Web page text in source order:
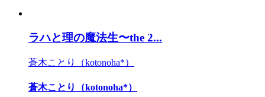
ラハと理の魔法生〜the 2...
蒼木ことり（kotonoha*）
蒼木ことり（kotonoha*）